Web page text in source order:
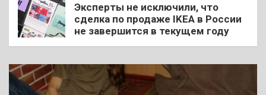
Эксперты не исключили, что
сделка по продаже IKEA в России
не завершится в текущем году